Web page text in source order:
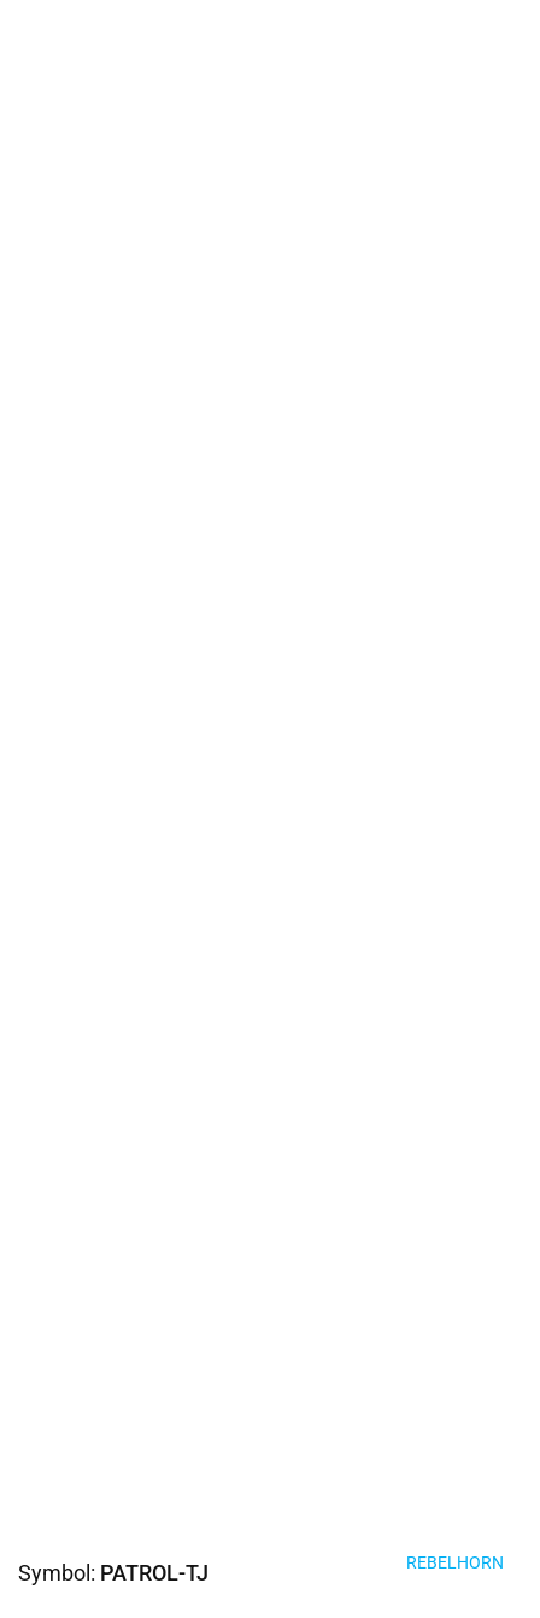
Symbol: PATROL-TJ REBELHORN